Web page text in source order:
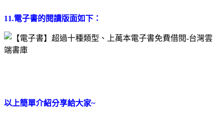
11.電子書的閱讀版面如下：
以上簡單介紹分享給大家~